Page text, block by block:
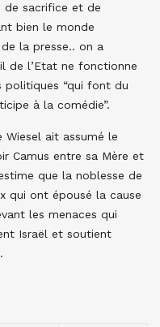
sacrifice et de
bien le monde
la presse.. on a
de l’Etat ne fonctionne
politiques “qui font du
à la comédie”.
Wiesel ait assumé le
Camus entre sa Mère et
que la noblesse de
qui ont épousé la cause
les menaces qui
Israël et soutient